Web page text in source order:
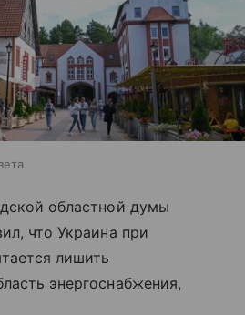
областной думы
что Украина при
лишить
энергоснабжения,